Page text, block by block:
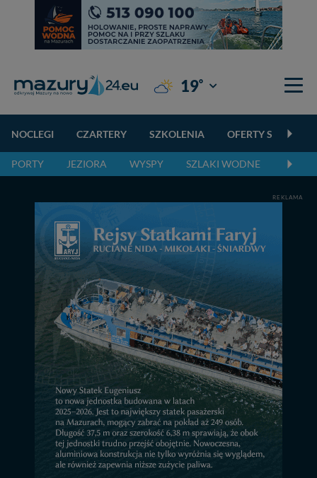
19° Giżycko
NOCLEGI CZARTERY SZKOLENIA OFERTY
PORTY JEZIORA WYSPY SZLAKI WODNE
REKLAMA